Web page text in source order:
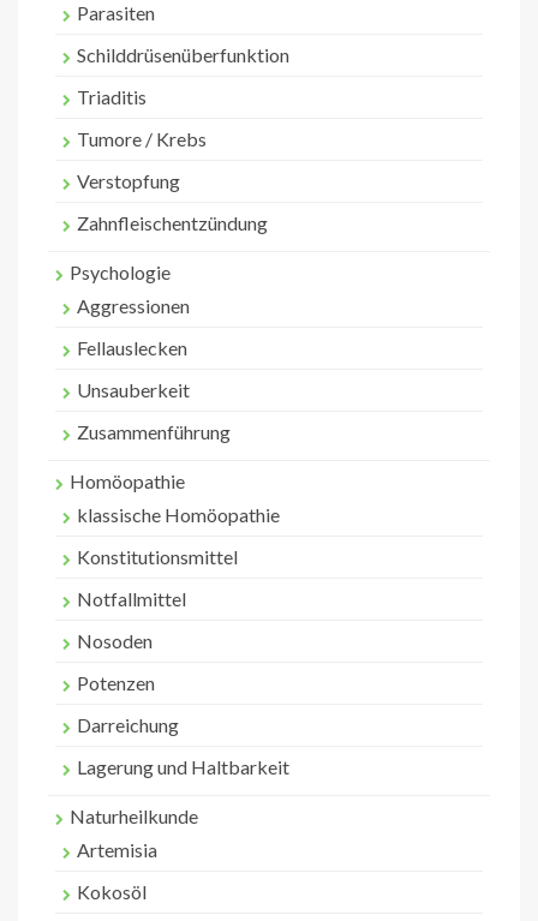
Parasiten
Schilddrüsenüberfunktion
Triaditis
Tumore / Krebs
Verstopfung
Zahnfleischentzündung
Psychologie
Aggressionen
Fellauslecken
Unsauberkeit
Zusammenführung
Homöopathie
klassische Homöopathie
Konstitutionsmittel
Notfallmittel
Nosoden
Potenzen
Darreichung
Lagerung und Haltbarkeit
Naturheilkunde
Artemisia
Kokosöl